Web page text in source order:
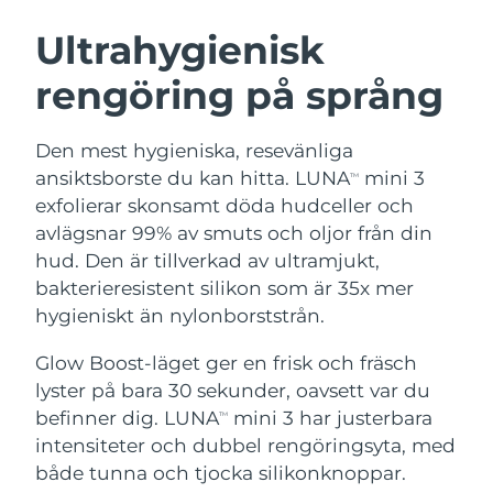
Ultrahygienisk
rengöring på språng
Den mest hygieniska, resevänliga
ansiktsborste du kan hitta. LUNATM
mini 3
exfolierar skonsamt döda hudceller och
avlägsnar 99% av smuts och oljor från din
hud. Den är tillverkad av ultramjukt,
bakterieresistent silikon som är 35x mer
hygieniskt än nylonborststrån.
Glow Boost-läget ger en frisk och fräsch
lyster på bara 30 sekunder, oavsett var du
befinner dig. LUNATM
mini 3 har justerbara
intensiteter och dubbel rengöringsyta, med
både tunna och tjocka silikonknoppar.
LUNA™ 4-paket
Anti-aging massage
LUNA™ 4 Plus
Massage, LED heating
LUNA™ 4 Men
For men, anti-aging massage
BEAR™ 2-paket
Microcurrent toning
BEAR™ 2 go
Microcurrent toning on-the-go
BEAR™ 2 eyes & lips
Microcurrent line smoothing device
Återfuktning
UFO™ 3-paket
Deep facial hydration
UFO™ 3 LED
Near-infrared and red light therapy
device
Munvård
issa™ 4
Hybrid silicone sonic toothbrush
issa™ 4 plus
Smart hybrid silicone sonic toothbrush
FAQ™ ANTI-AGING-BEHANDLING
Anti-aging LED-behandlingar
NEW
Österrike Förväntad leverans
Bahrain Förväntad leverans12/8/26
Belgien
Bermuda Förväntad leverans17/8/26
Bosnien och
Hercegovina
Förväntad leverans
Brunei Förväntad leverans
Bulgarien Förväntad leverans11/8/26
Kanada Förväntad leverans15/8/26
Chile Förväntad leverans